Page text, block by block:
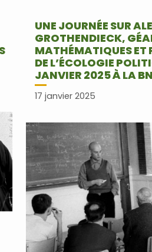
UNE JOURNÉE SUR
GROTHENDIECK,
MATHÉMATIQUES ET
DE L’ÉCOLOGIE
JANVIER 2025 À LA
17 janvier 2025